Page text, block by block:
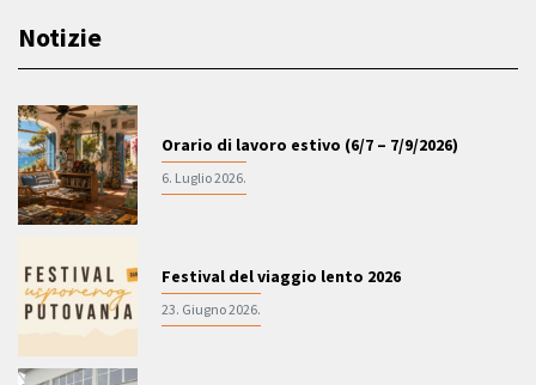
Notizie
Orario di lavoro estivo (6/7 – 7/9/2026)
6. Luglio 2026.
Festival del viaggio lento 2026
23. Giugno 2026.